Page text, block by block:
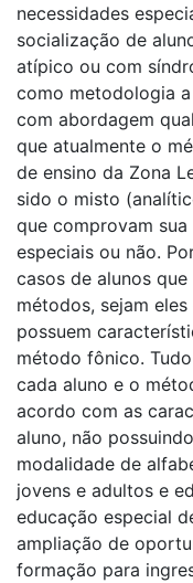
necessidades
socialização de
atípico ou com
como metodologia
com abordagem
que atualmente o
de ensino da Zona
sido o misto
que comprovam
especiais ou não.
casos de alunos
métodos, sejam
possuem
método fônico.
cada aluno e o
acordo com as
aluno, não
modalidade de
jovens e adultos e
educação especial
ampliação de
formação para